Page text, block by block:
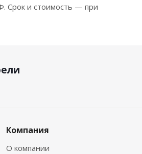
Срок и стоимость — при
Компания
О компании